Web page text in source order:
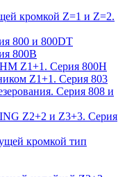
кромкой Z=1 и Z=2.
800 и 800DT
800B
НМ Z1+1. Серия 800H
Z1+1. Серия 803
Серия 808 и
Z2+2 и Z3+3. Серия
кромкой тип